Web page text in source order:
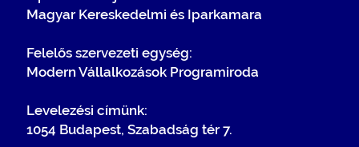
Magyar Kereskedelmi és Iparkamara
Felelős szervezeti egység:
Modern Vállalkozások Programiroda
Levelezési címünk:
1054 Budapest, Szabadság tér 7.